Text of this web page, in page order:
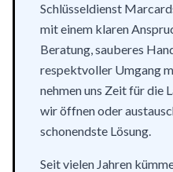
Schlüsseldienst
mit einem klaren
Beratung, sauberes
respektvoller Umgang
nehmen uns Zeit für die
wir öffnen oder
schonendste Lösung.
Seit vielen Jahren